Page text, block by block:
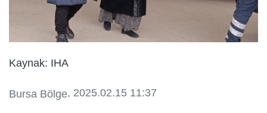
Kaynak: IHA
Bursa Bölge, 2025.02.15 11:37